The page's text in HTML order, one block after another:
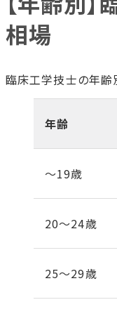
相場
臨床工学技士の年齢
年齢
～19歳
20～24歳
25～29歳